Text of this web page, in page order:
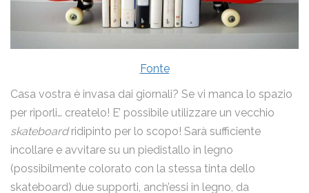
Fonte
Casa vostra è invasa dai giornali? Se vi manca lo spazio
per riporli… createlo! E’ possibile utilizzare un vecchio
skateboardridipinto per lo scopo! Sarà sufficiente
incollare e avvitare su un piedistallo in legno
(possibilmente colorato con la stessa tinta dello
skateboard) due supporti, anch’essi in legno, da